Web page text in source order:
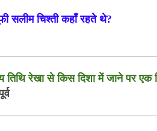
सलीम चिश्ती कहाँ रहते थे?
तिथि रेखा से किस दिशा में जाने पर एक